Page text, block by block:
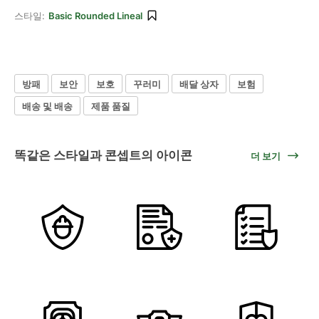
스타일: Basic Rounded Lineal
방패 보안 보호 꾸러미 배달 상자
보험
배송 및 배송
제품 품질
똑같은 스타일과 콘셉트의 아이콘 더 보기